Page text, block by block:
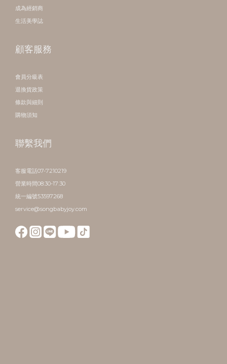
成為經銷商
生活美學誌
顧客服務
會員分級表
退換貨政策
條款與細則
購物須知
聯繫我們
客服電話07-7210219
營業時間08:30-17:30
統一編號53597268
service@songbabyjoy.com